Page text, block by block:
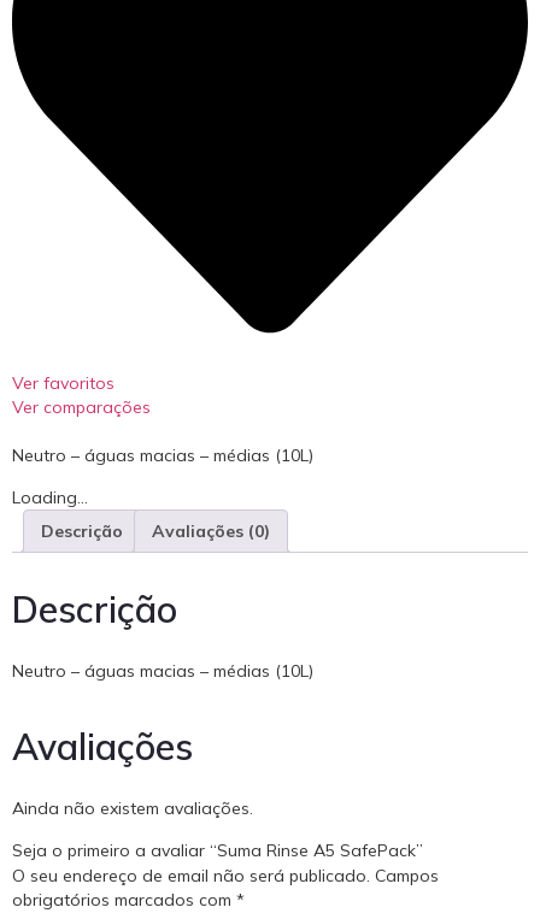
Ver favoritos
Ver comparações
Neutro – águas macias – médias (10L)
Loading...
Descrição
Avaliações (0)
Descrição
Neutro – águas macias – médias (10L)
Avaliações
Ainda não existem avaliações.
Seja o primeiro a avaliar “Suma Rinse A5 SafePack”
O seu endereço de email não será publicado. Campos
obrigatórios marcados com *